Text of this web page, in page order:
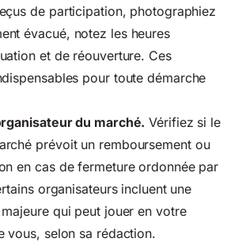
de participation, photographiez
évacué, notez les heures
et de réouverture. Ces
pour toute démarche
du marché. Vérifiez si le
prévoit un remboursement ou
en cas de fermeture ordonnée par
organisateurs incluent une
qui peut jouer en votre
vous, selon sa rédaction.